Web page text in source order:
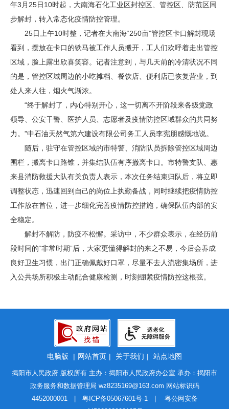
年3月25日10时起，大南海石化工业区封控区、管控区、防范区同
步解封，转入常态化疫情防控管理。
25日上午10时整，记者在大南海“250亩”管控区卡口解封现场
看到，摆放在卡口的铁马被工作人员搬开，工人们欢呼着走出管控
区域，脸上露出欣喜笑容。记者注意到，与几天前的冷清状况不同
的是，管控区域周边的小吃摊档、餐饮店、便利店已恢复营业，到
处人来人往，烟火气渐浓。
“终于解封了，内心特别开心，这一切离不开阶段来各级党政
领导、公安干警、医护人员、志愿者及疫情防控区域群众的共同努
力。”中石油天然气第六建设有限公司务工人员李宪朋感慨地说。
随后，驻守在管控区域的市特警、消防队员拆除管控区域周边
围栏，搬离卡口路锥，并集结队伍有序撤离卡口。市特警支队、惠
来县消防救援大队有关负责人表示，本次任务结束归队后，将立即
调整状态，迅速回到自己的岗位上执勤备战，同时继续把疫情防控
工作放在首位，进一步细化完善疫情防控措施，确保队伍内部的安
全稳定。
解封不解防，防疫不松懈。采访中，不少群众表示，在经历前
段时间的“非常时期”后，大家更懂得解封的来之不易，今后会养成
良好卫生习惯，出门正确佩戴好口罩，尽量不去人流密集场所，进
入公共场所积极主动配合健康检测，时刻绷紧疫情防控这根弦。
电脑版 | 网站首页 | 关于我们 | 站点地图
揭阳市人民政府 版权所有 主办：揭阳市人民政府办公室 承办：揭阳市
政务服务和数据管理局 wz8235169@163.com 网站标识码
4452000001 | 粤ICP备05067601号-1| 粤公网安备